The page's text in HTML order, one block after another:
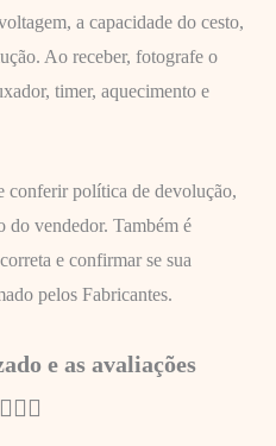
a capacidade do cesto,
Ao receber, fotografe o
timer, aquecimento e
conferir política de devolução,
do vendedor. Também é
e confirmar se sua
pelos Fabricantes.
e as avaliações